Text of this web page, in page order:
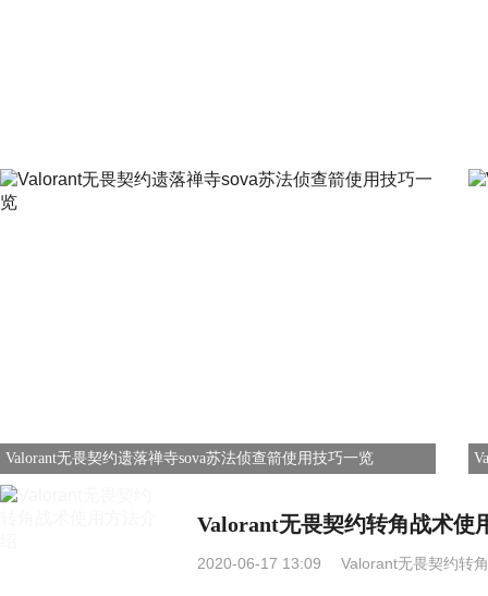
Valorant无畏契约遗落禅寺sova苏法侦查箭使用技巧一览
Valorant无畏契约转角战术使
2020-06-17 13:09 Valorant无畏契约转